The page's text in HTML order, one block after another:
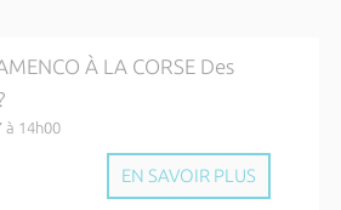
À LA CORSE Des
à 14h00
EN SAVOIR PLUS